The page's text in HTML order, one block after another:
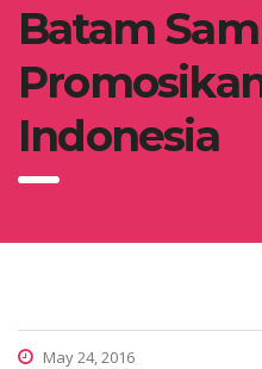
Batam
Indonesia
May 24, 2016